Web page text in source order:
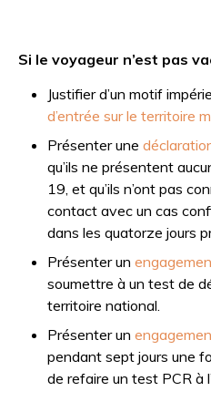
Si le voyageur n’est pas
Justifier d’un motif
d’entrée sur le territoire
Présenter une
qu’ils ne présentent
19, et qu’ils n’ont pas
contact avec un cas
dans les quatorze jours
Présenter un
soumettre à un test de
territoire national.
Présenter un
pendant sept jours une
de refaire un test PCR à